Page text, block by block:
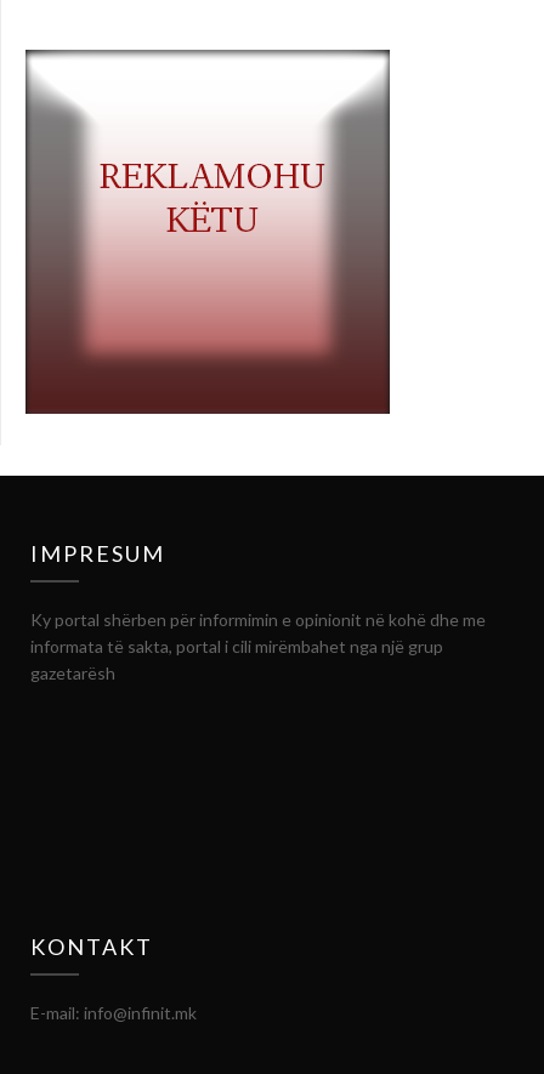
IMPRESUM
Ky portal shërben për informimin e opinionit në kohë dhe me
informata të sakta, portal i cili mirëmbahet nga një grup
gazetarësh
KONTAKT
E-mail: info@infinit.mk